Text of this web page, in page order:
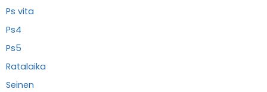
Ps vita
Ps4
Ps5
Ratalaika
Seinen